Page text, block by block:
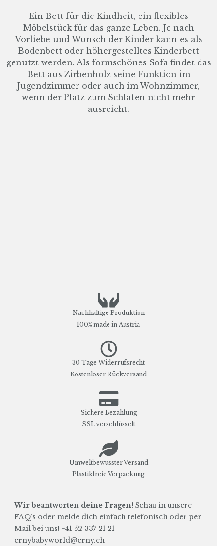
Ein Bett für die Kindheit, ein flexibles
Möbelstück für das ganze Leben. Je nach
Vorliebe und Wunsch der Kinder kann es als
Bodenbett oder höhergestelltes Kinderbett
genutzt werden. Als formschönes Sofa findet das
Bett aus Zirbenholz seine Funktion im
Jugendzimmer oder auch im Wohnzimmer,
wenn der Platz zum Schlafen nicht mehr
ausreicht.
Nachhaltige Produktion
100% made in Austria
30 Tage Widerrufsrecht
Kostenloser Rückversand
Sichere Bezahlung
SSL verschlüsselt
Umweltbewusster Versand
Plastikfreie Verpackung
Wir beantworten deine Fragen! Schau in unsere
FAQ’s oder melde dich einfach telefonisch oder per
Mail bei uns! +41 52 337 21 21
ernybabyworld@erny.ch